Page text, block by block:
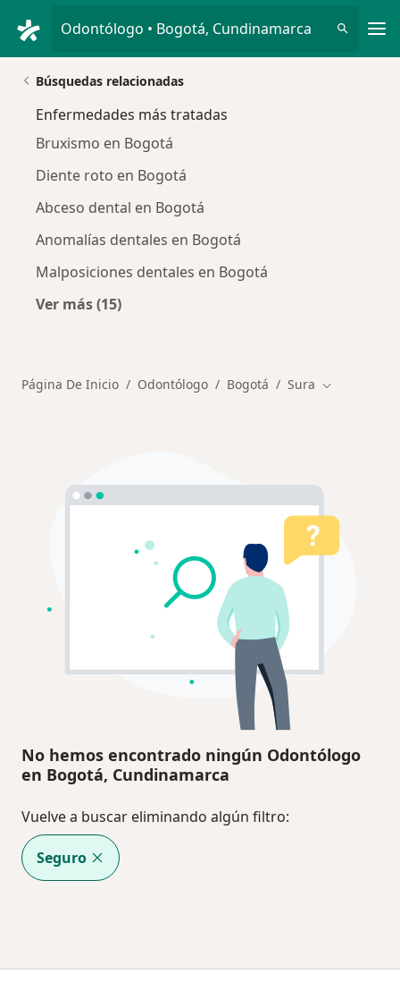
Odontólogo • Bogotá, Cundinamarca
Búsquedas relacionadas
Enfermedades más tratadas
Bruxismo en Bogotá
Diente roto en Bogotá
Abceso dental en Bogotá
Anomalías dentales en Bogotá
Malposiciones dentales en Bogotá
Ver más (15)
Página De Inicio Odontólogo Bogotá Sura Cambiar de
No hemos encontrado ningún Odontólogo
en Bogotá, Cundinamarca
Vuelve a buscar eliminando algún filtro:
Seguro